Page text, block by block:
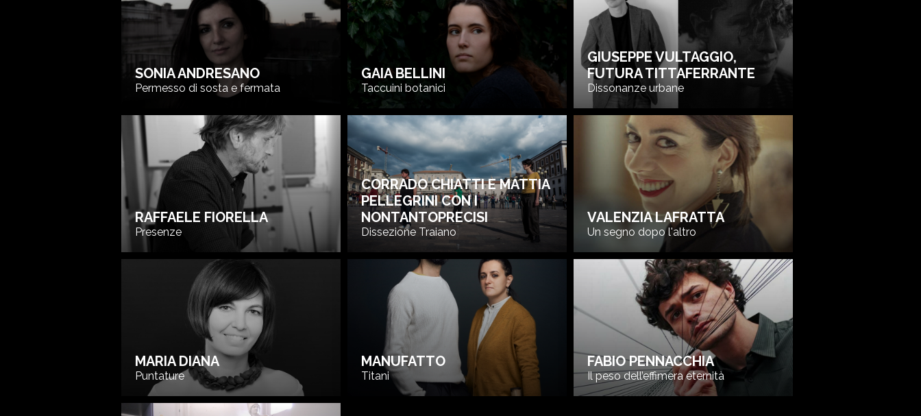
SONIA ANDRESANO
Permesso di sosta e fermata
GAIA BELLINI
Taccuini botanici
GIUSEPPE VULTAGGIO,
FUTURA TITTAFERRANTE
Dissonanze urbane
RAFFAELE FIORELLA
Presenze
CORRADO CHIATTI E MATTIA
PELLEGRINI CON I
NONTANTOPRECISI
Dissezione Traiano
VALENZIA LAFRATTA
Un segno dopo l'altro
MARIA DIANA
Puntature
MANUFATTO
Titani
FABIO PENNACCHIA
Il peso dell’effimera eternità